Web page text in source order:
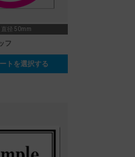
直径 50mm
フ
トを選択する